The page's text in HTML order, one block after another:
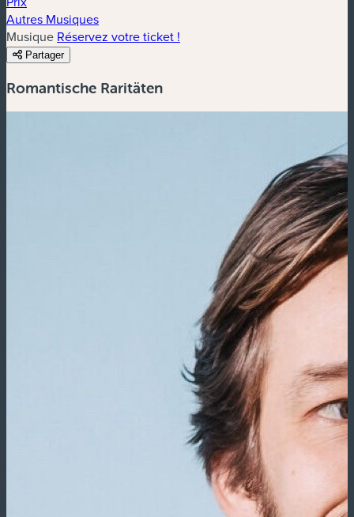
Autres Musiques
Musique Réservez votre ticket !
Partager
Romantische Raritäten